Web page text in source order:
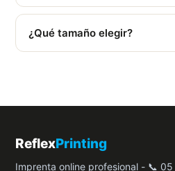
Sí, se incluye una bolsa de serie.
¿Qué tamaño elegir?
ReflexPrinting
Imprenta online profesional - 📞